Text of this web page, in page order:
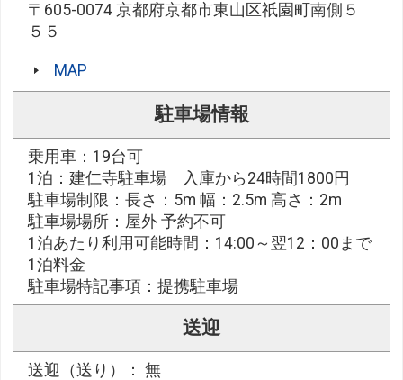
〒605-0074 京都府京都市東山区祇園町南側５
５５
MAP
駐車場情報
乗用車：19台可
1泊：建仁寺駐車場 入庫から24時間1800円
駐車場制限：長さ：5m 幅：2.5m 高さ：2m
駐車場場所：屋外 予約不可
1泊あたり利用可能時間：14:00～翌12：00まで
1泊料金
駐車場特記事項：提携駐車場
送迎
送迎（送り）： 無